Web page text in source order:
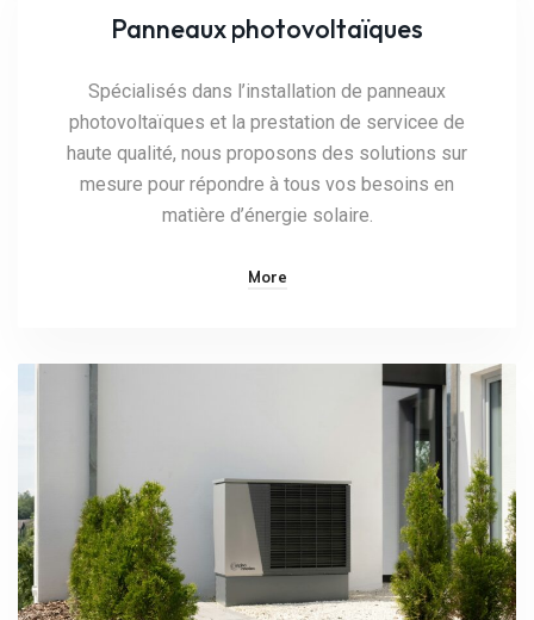
Panneaux photovoltaïques
Spécialisés dans l’installation de panneaux
photovoltaïques et la prestation de servicee de
haute qualité, nous proposons des solutions sur
mesure pour répondre à tous vos besoins en
matière d’énergie solaire.
More